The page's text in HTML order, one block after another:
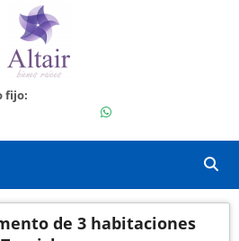
fijo:
+50498002237
de 3 habitaciones